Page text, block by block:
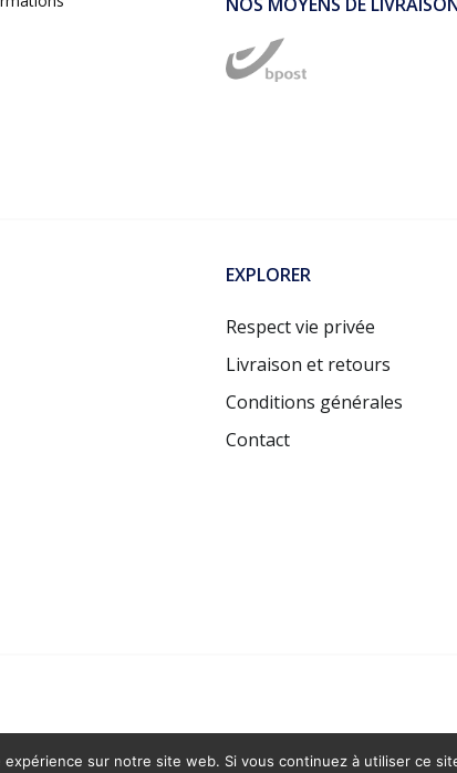
NOS MOYENS DE
EXPLORER
Respect vie privée
Livraison et retours
Conditions générales
Contact
sur notre site web. Si vous continuez à utiliser ce